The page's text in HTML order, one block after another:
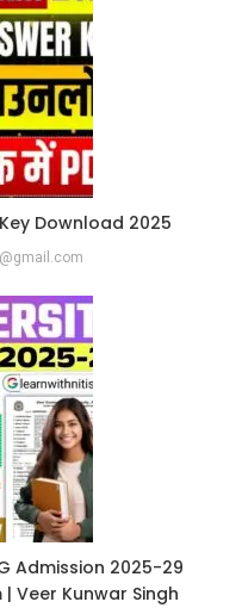
Download 2025
Admission 2025-29
| Veer Kunwar Singh